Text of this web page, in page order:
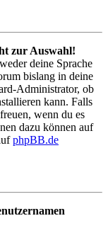
zur Auswahl!
deine Sprache
bislang in deine
Administrator, ob
kann. Falls
wenn du es
dazu können auf
phpBB.de